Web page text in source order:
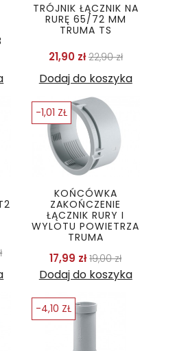
TRÓJNIK ŁĄCZNIK NA
RURĘ 65/72 MM
TRUMA TS
21,90 złCena
22,90 złCena
Dodaj do koszyka
Cena
KOŃCÓWKA
ZAKOŃCZENIE
ŁĄCZNIK RURY I
WYLOTU POWIETRZA
TRUMA
17,99 złCena
19,00 złCena
Dodaj do koszyka
-1,01 ZŁ
-4,10 ZŁ